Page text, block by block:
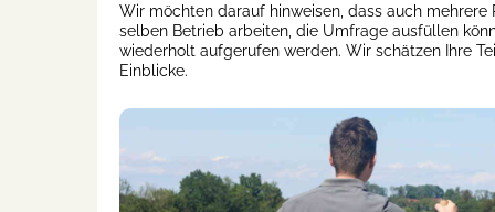
Wir möchten darauf hinweisen, dass auch
selben Betrieb arbeiten, die Umfrage ausfüllen
wiederholt aufgerufen werden. Wir schätzen Ihre
Einblicke.